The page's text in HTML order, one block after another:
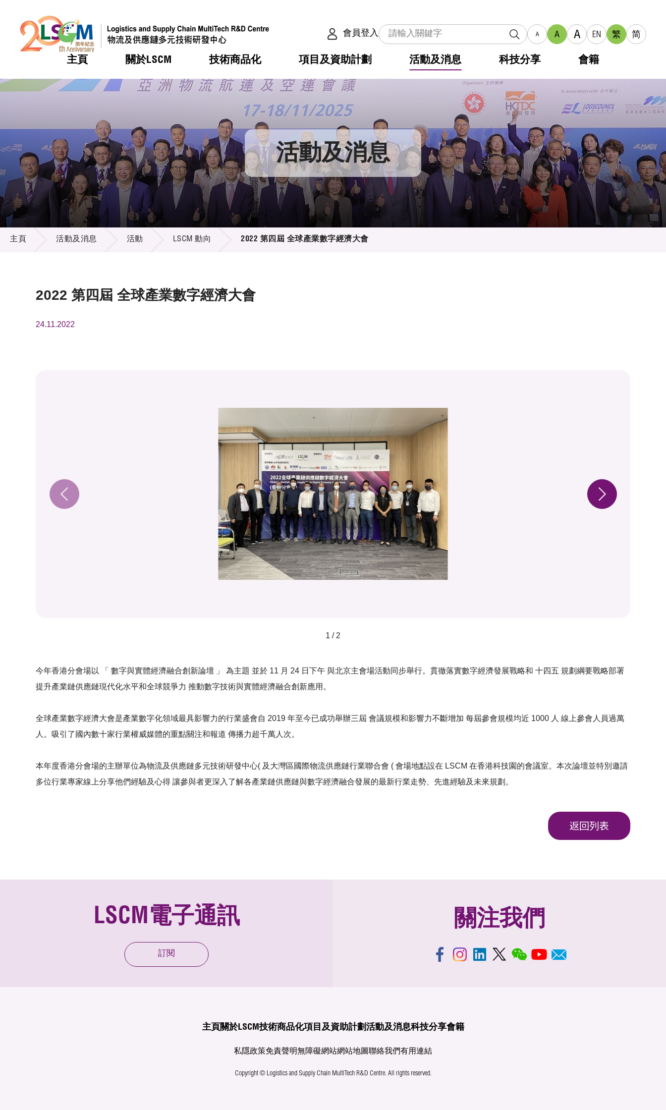
會員登入 A A A EN 繁 简
主頁 關於LSCM
熱門 機構簡介
組織架構
組織架構
董事局
研究顧問
招標通告
技術商品化
熱門 服務
可獲授權之技術
應用於公共服務之創新技術
重點項目
項目及資助計劃
熱門 合作計劃
資助計劃
資助計劃
稅務優惠
申請
評審
徵求研發項目計劃書
項目資料庫
活動及消息
熱門 活動
獎項
新聞中心
媒體報導
新聞稿
資訊中心
多媒體
出版刊物
科技分享 會籍
熱門 會籍及服務
會員列表
會員登入 活動及消息
活動及消息
主頁 活動及消息 活動 LSCM 動向 2022 第四屆 全球產業數字經濟大會
2022 第四屆 全球產業數字經濟大會
24.11.2022
1 / 2
今年香港分會場以 「 數字與實體經濟融合創新論壇 」 為主題 並於 11 月 24 日下午 與北京主會場活動同步舉行。貫徹落實數字經濟發展戰略和 十四五 規劃綱要戰略部署
提升產業鏈供應鏈現代化水平和全球競爭力 推動數字技術與實體經濟融合創新應用。
全球產業數字經濟大會是產業數字化領域最具影響力的行業盛會自 2019 年至今已成功舉辦三屆 會議規模和影響力不斷增加 每屆參會規模均近 1000 人 線上參會人員過萬
人。吸引了國內數十家行業權威媒體的重點關注和報道 傳播力超千萬人次。
本年度香港分會場的主辦單位為物流及供應鏈多元技術研發中心( 及大灣區國際物流供應鏈行業聯合會 ( 會場地點設在 LSCM 在香港科技園的會議室。本次論壇並特別邀請
多位行業專家線上分享他們經驗及心得 讓參與者更深入了解各產業鏈供應鏈與數字經濟融合發展的最新行業走勢、先進經驗及未來規劃。
返回列表
LSCM電子通訊
訂閱
關注我們
主頁關於LSCM技術商品化項目及資助計劃活動及消息科技分享會籍
私隱政策免責聲明無障礙網站網站地圖聯絡我們有用連結
Copyright © Logistics and Supply Chain MultiTech R&D Centre. All rights reserved.